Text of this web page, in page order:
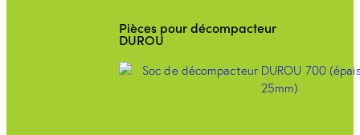
Pièces pour décompacteur
DUROU